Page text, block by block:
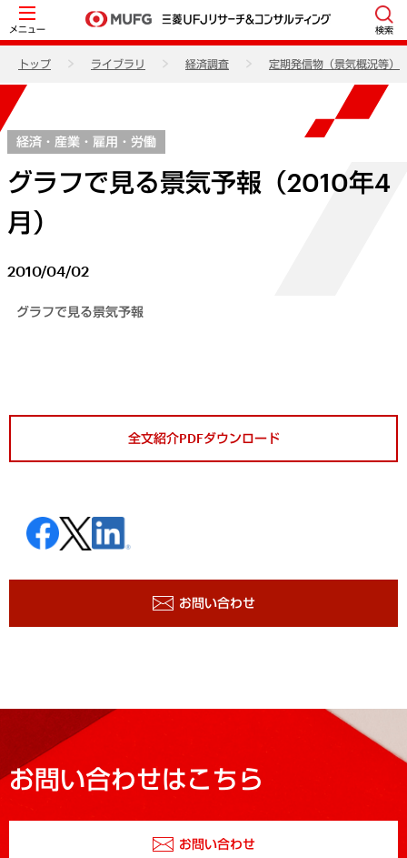
メニュー 検索
トップ ライブラリ 経済調査 定期発信物（景気概況等）
経済・産業・雇用・労働
グラフで見る景気予報（2010年4
月）
2010/04/02
グラフで見る景気予報
全文紹介PDFダウンロード
お問い合わせ
お問い合わせはこちら
お問い合わせ